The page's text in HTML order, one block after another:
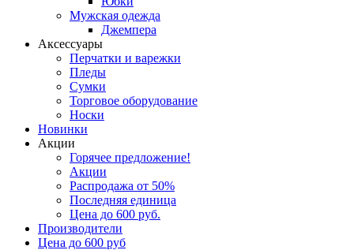
Мужская одежда
Джемпера
Аксессуары
Перчатки и варежки
Пледы
Сумки
Торговое оборудование
Носки
Новинки
Акции
Горячее предложение!
Акции
Распродажа от 50%
Последняя единица
Цена до 600 руб.
Производители
Цена до 600 руб